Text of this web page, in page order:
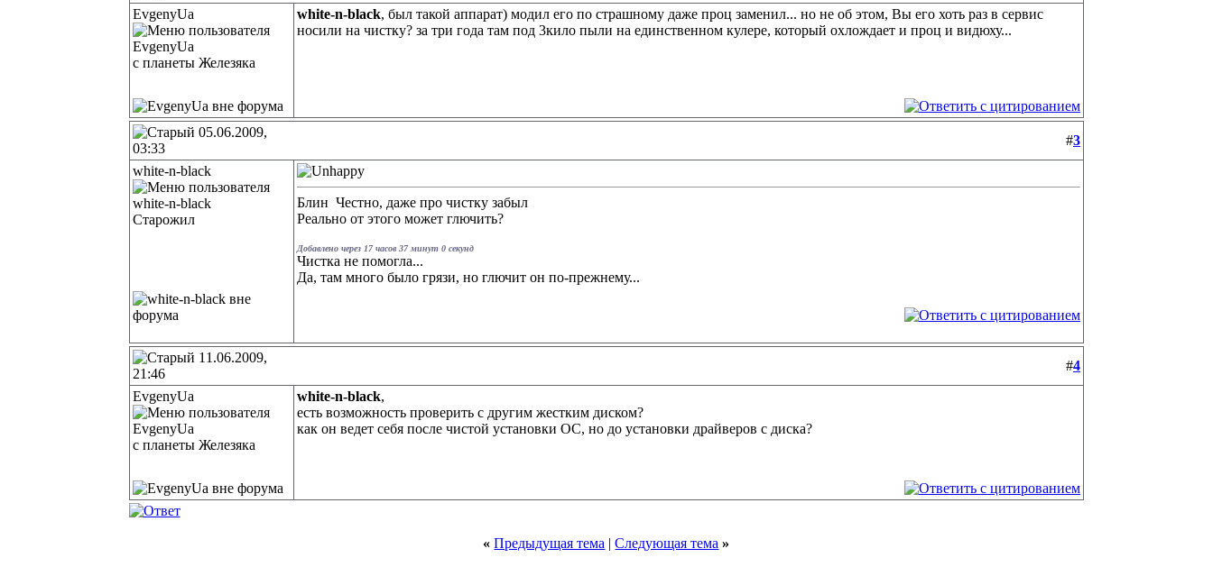
EvgenyUa
с планеты Железяка
white-n-black, был такой аппарат) модил его по страшномудаже проц заменил... но не об этом, Вы его хоть раз в сервис
носили на чистку? за три года там под 3кило пыли на единственном кулере, который охлождает и проц и видюху...
05.06.2009,
03:33
#3
white-n-black
Старожил
Блин Честно, даже про чистку забыл
Реально от этого может глючить?
Добавлено через 17 часов 37 минут 0 секунд
Чистка не помогла...
Да, там много было грязи, но глючит он по-прежнему...
11.06.2009,
21:46
#4
EvgenyUa
с планеты Железяка
white-n-black,
есть возможность проверить с другим жестким диском?
как он ведет себя после чистой установки ОС, но до установки драйверов с диска?
« Предыдущая тема |Следующая тема »